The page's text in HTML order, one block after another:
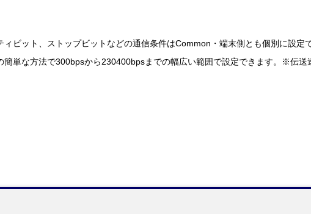
ィビット、ストップビットなどの通信条件はCommon・端末側とも個別に設定
簡単な方法で300bpsから230400bpsまでの幅広い範囲で設定できます。※伝送